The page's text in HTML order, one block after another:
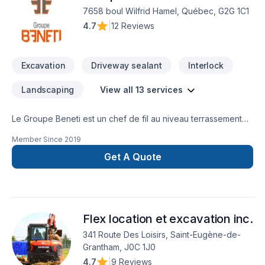
7658 boul Wilfrid Hamel, Québec, G2G 1C1
4.7
12 Reviews
Excavation Driveway sealant Interlock
Landscaping View all 13 services
Le Groupe Beneti est un chef de fil au niveau terrassement
main qui place le client au centre des opérations, nous avons
assuré la satisfaction de centaines de clients avec un
professionnalisme et un respect sans égal. Que ce soit pour
Contactez-nous dès maintenant pour une soumission
GRATUITE 418 909-5999
Member Since 2019
Get A Quote
Flex location et excavation inc.
341 Route Des Loisirs, Saint-Eugène-de-
Grantham, J0C 1J0
4.7
9 Reviews